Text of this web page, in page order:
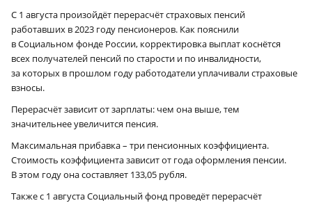
С 1 августа произойдёт перерасчёт страховых пенсий
работавших в 2023 году пенсионеров. Как пояснили
в Социальном фонде России, корректировка выплат коснётся
всех получателей пенсий по старости и по инвалидности,
за которых в прошлом году работодатели уплачивали страховые
взносы.
Перерасчёт зависит от зарплаты: чем она выше, тем
значительнее увеличится пенсия.
Максимальная прибавка – три пенсионных коэффициента.
Стоимость коэффициента зависит от года оформления пенсии.
В этом году она составляет 133,05 рубля.
Также с 1 августа Социальный фонд проведёт перерасчёт